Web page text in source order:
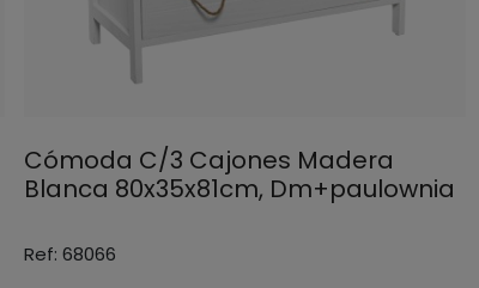
Cómoda C/3 Cajones Madera
Blanca 80x35x81cm, Dm+paulownia
Ref: 68066